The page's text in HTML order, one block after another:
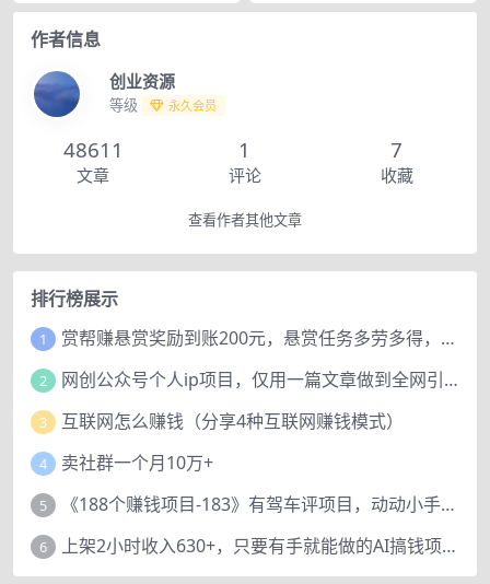
作者信息
创业资源
等级 永久会员
48611
文章
1
评论
7
收藏
查看作者其他文章
排行榜展示
1 赏帮赚悬赏奖励到账200元，悬赏任务多劳多得，人人可做。
2 网创公众号个人ip项目，仅用一篇文章做到全网引流！
3 互联网怎么赚钱（分享4种互联网赚钱模式）
4 卖社群一个月10万+
5 《188个赚钱项目-183》有驾车评项目，动动小手，复制粘贴赚44元！
6 上架2小时收入630+，只要有手就能做的AI搞钱项目，奶奶看完都能学会!